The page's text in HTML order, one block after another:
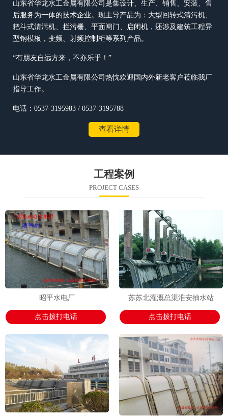
山东省华龙水工金属有限公司是集设计、生产、销售、安装、售
后服务为一体的技术企业。现主导产品为：大型回转式清污机、
耙斗式清污机、拦污栅、平面闸门、启闭机，还涉及建筑工程异
型钢模板，变频、射频控制柜等系列产品。
“有朋友自远方来，不亦乐乎！”
山东省华龙水工金属有限公司热忱欢迎国内外新老客户莅临我厂
指导工作。
电话：0537-3195983 / 0537-3195788
查看详情
工程案例
PROJECT CASES
昭平水电厂
点击拨打电话
苏苏北灌溉总渠淮安抽水站
点击拨打电话